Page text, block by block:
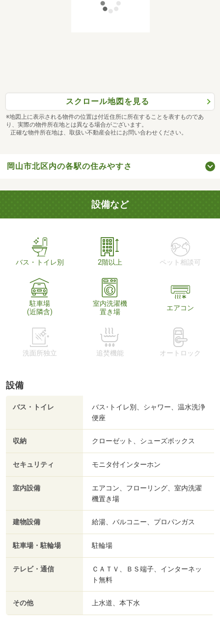
スクロール地図を見る
※地図上に表示される物件の位置は付近住所に所在することを表すものであ
り、実際の物件所在地とは異なる場合がございます。
正確な物件所在地は、取扱い不動産会社にお問い合わせください。
岡山市北区内の各駅の住みやすさ
設備など
バス・トイレ別 2階以上 ペット相談可
駐車場
(近隣含)
室内洗濯機
置き場
エアコン
洗面所独立 追焚機能 オートロック
設備
バス・トイレ
バス･トイレ別、シャワー、温水洗浄
便座
収納 クローゼット、シューズボックス
セキュリティ モニタ付インターホン
室内設備
エアコン、フローリング、室内洗濯
機置き場
建物設備 給湯、バルコニー、プロパンガス
駐車場・駐輪場 駐輪場
テレビ・通信
ＣＡＴＶ、ＢＳ端子、インターネッ
ト無料
その他 上水道、本下水